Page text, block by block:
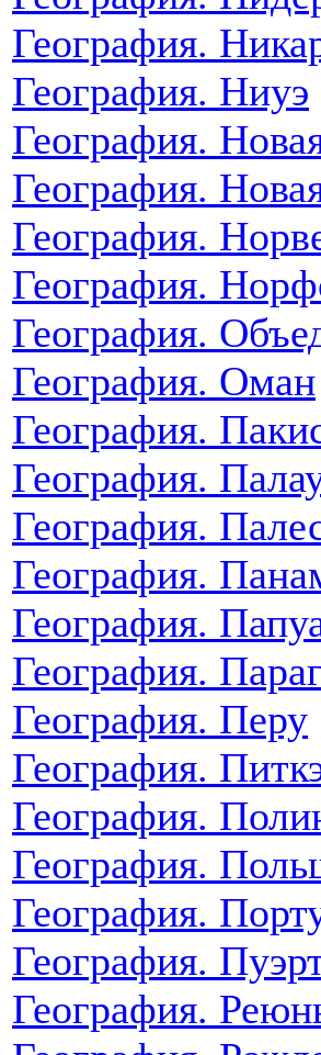
География.
География. Ниуэ
География.
География.
География.
География.
География.
География. Оман
География.
География.
География.
География.
География.
География.
География. Перу
География.
География.
География.
География.
География.
География.